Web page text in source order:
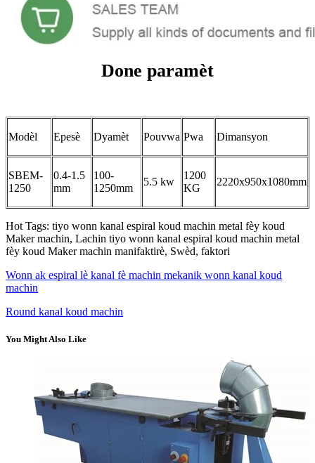
Done paramèt
Modèl Epesè Dyamèt Pouvwa Pwa Dimansyon
SBEM-
1250
0.4-1.5
mm
100-
1250mm
5.5 kw
1200
KG
2220x950x1080mm
Hot Tags: tiyo wonn kanal espiral koud machin metal fèy koud
Maker machin, Lachin tiyo wonn kanal espiral koud machin metal
fèy koud Maker machin manifaktirè, Swèd, faktori
Wonn ak espiral lè kanal fè machin mekanik wonn kanal koud
machin
Round kanal koud machin
You Might Also Like